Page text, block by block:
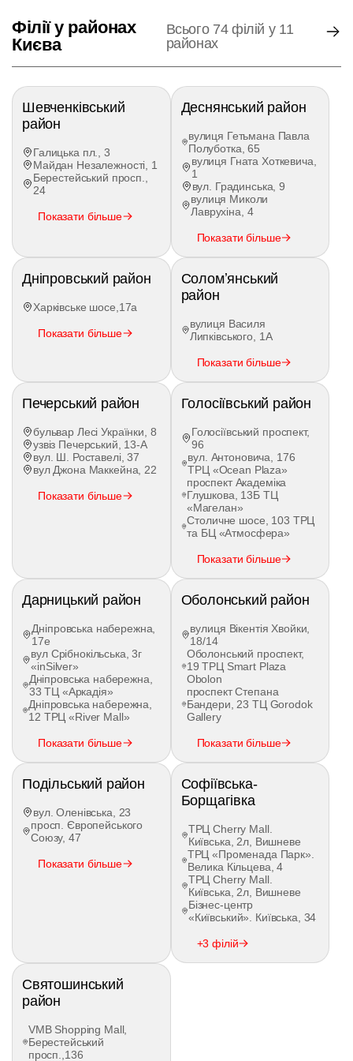
електронним підручником і тестами ПДР;
індивідуальний графік практичних занять;
можливість оплати частинами або за
банківськими реквізитами;
відсутність прихованих платежів за
договором (вартість пального вже
включена у ціну практики);
понад 20 філій у різних районах Києва та
передмісті;
можливість тимчасово призупинити
навчання та продовжити його пізніше.
Як проходять курси водіння
категорії CE у Києві
Навчання на категорію
складається з
теоретичної та практичної частин. Повторно
складати теоретичний іспит у сервісному центрі
МВС не потрібно, адже він уже був складений
абоC1.
За бажанням можна оновити знання за
допомогою онлайн-платформи Driver, де
10 детальних відеолекцій з Правил
дорожнього руху;
матеріали з надання домедичної допомоги
при дорожньо-транспортних пригодах;
актуальні підручники ПДР та тренувальні
тести для самоперевірки.
відповідно до вимог МВС становить13 годин.
За потреби можна записатися на додаткові
уроки, щоб почуватися впевненіше за кермом.
Практичне навчання в Driver проходить під
керівництвом сертифікованих інструкторів. Під
час занять відпрацьовуються:
початок руху;
маневрування;
паркування;
рух заднім ходом;
проїзд перехресть;
керування автопоїздом у міських умовах.
Ми також допомагаємо якісно підготуватися до
практичного іспиту, враховуючи вимоги
екзаменаторів сервісних центрів МВС.
Тривалість навчання на
можна у максимально стислі
строки — в середньомуза 3–4 тижні, якщо
немає потреби повторно проходити
теоретичний курс.
можете бронювати зручний час для практики
через мобільний застосунок або заздалегідь
Філії у районах
Києва
Всього 74 філій у 11
районах
Шевченківський
район
Галицька пл., 3
Майдан Незалежності, 1
Берестейський просп.,
24
Показати більше
Деснянський район
вулиця Гетьмана Павла
Полуботка, 65
вулиця Гната Хоткевича,
1
вул. Градинська, 9
вулиця Миколи
Лаврухіна, 4
Показати більше
Дніпровський район
Харківське шосе,17а
Показати більше
Соломʼянський
район
вулиця Василя
Липківського, 1А
Показати більше
Печерський район
бульвар Лесі Українки, 8
узвіз Печерський, 13-А
вул. Ш. Роставелі, 37
вул Джона Маккейна, 22
Показати більше
Голосіївський район
Голосіївський проспект,
96
вул. Антоновича, 176
ТРЦ «Ocean Plaza»
проспект Академіка
Глушкова, 13Б ТЦ
«Магелан»
Столичне шосе, 103 ТРЦ
та БЦ «Атмосфера»
Показати більше
Дарницький район
Дніпровська набережна,
17е
вул Срібнокільська, 3г
«inSilver»
Дніпровська набережна,
33 ТЦ «Аркадія»
Дніпровська набережна,
12 ТРЦ «River Mall»
Показати більше
Оболонський район
вулиця Вікентія Хвойки,
18/14
Оболонський проспект,
19 ТРЦ Smart Plaza
Obolon
проспект Степана
Бандери, 23 ТЦ Gorodok
Gallery
Показати більше
Подільський район
вул. Оленівська, 23
просп. Європейського
Союзу, 47
Показати більше
Софіївська-
Борщагівка
ТРЦ Cherry Mall.
Київська, 2л, Вишневе
ТРЦ «Променада Парк».
Велика Кільцева, 4
ТРЦ Cherry Mall.
Київська, 2л, Вишневе
Бізнес-центр
«Київський». Київська, 34
+3 філій
Святошинський
район
VMB Shopping Mall,
Берестейський
просп.,136